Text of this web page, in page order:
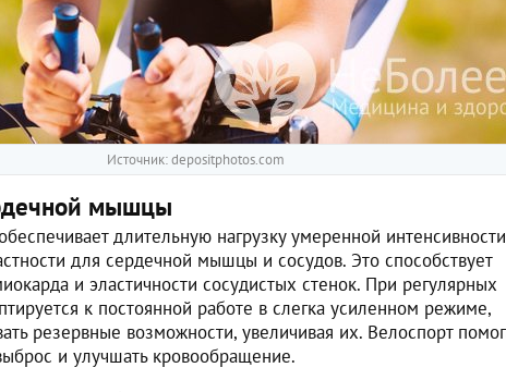
Источник: depositphotos.com
мышцы
длительную нагрузку умеренной
для сердечной мышцы и сосудов. Это способствует
и эластичности сосудистых стенок. При регулярных
к постоянной работе в слегка усиленном режиме,
резервные возможности, увеличивая их. Велоспорт
и улучшать кровообращение.